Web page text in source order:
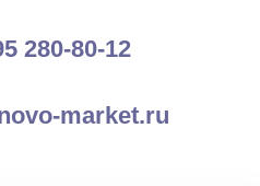
280-80-12
market.ru